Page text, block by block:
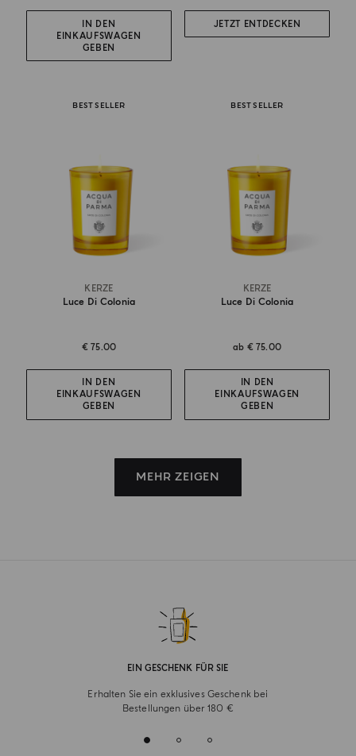
IN DEN
EINKAUFSWAGEN
GEBEN
JETZT ENTDECKEN
BEST SELLER
KERZE
Luce Di Colonia
€ 75.00
IN DEN
EINKAUFSWAGEN
GEBEN
BEST SELLER
KERZE
Luce Di Colonia
ab € 75.00
IN DEN
EINKAUFSWAGEN
GEBEN
MEHR ZEIGEN
EIN GESCHENK FÜR SIE
Erhalten Sie ein exklusives Geschenk bei
Bestellungen über 180 €